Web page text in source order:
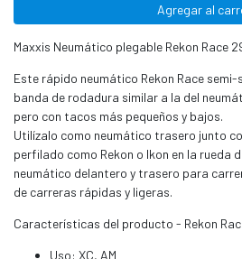
Agregar al
Maxxis Neumático plegable Rekon Race
Este rápido neumático Rekon Race semi-
banda de rodadura similar a la del
pero con tacos más pequeños y bajos.
Utilízalo como neumático trasero junto
perfilado como Rekon o Ikon en la rueda
neumático delantero y trasero para
de carreras rápidas y ligeras.
Características del producto - Rekon
Uso: XC, AM